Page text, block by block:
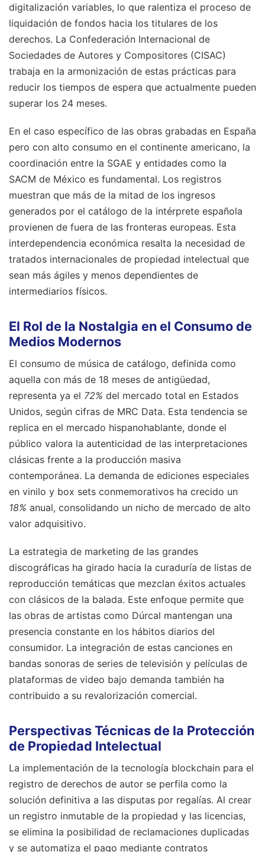
digitalización variables, lo que ralentiza el proceso de
liquidación de fondos hacia los titulares de los
derechos. La Confederación Internacional de
Sociedades de Autores y Compositores (CISAC)
trabaja en la armonización de estas prácticas para
reducir los tiempos de espera que actualmente pueden
superar los 24 meses.
En el caso específico de las obras grabadas en España
pero con alto consumo en el continente americano, la
coordinación entre la SGAE y entidades como la
SACM de México es fundamental. Los registros
muestran que más de la mitad de los ingresos
generados por el catálogo de la intérprete española
provienen de fuera de las fronteras europeas. Esta
interdependencia económica resalta la necesidad de
tratados internacionales de propiedad intelectual que
sean más ágiles y menos dependientes de
intermediarios físicos.
El Rol de la Nostalgia en el Consumo de
Medios Modernos
El consumo de música de catálogo, definida como
aquella con más de 18 meses de antigüedad,
representa ya el 72% del mercado total en Estados
Unidos, según cifras de MRC Data. Esta tendencia se
replica en el mercado hispanohablante, donde el
público valora la autenticidad de las interpretaciones
clásicas frente a la producción masiva
contemporánea. La demanda de ediciones especiales
en vinilo y box sets conmemorativos ha crecido un
18% anual, consolidando un nicho de mercado de alto
valor adquisitivo.
La estrategia de marketing de las grandes
discográficas ha girado hacia la curaduría de listas de
reproducción temáticas que mezclan éxitos actuales
con clásicos de la balada. Este enfoque permite que
las obras de artistas como Dúrcal mantengan una
presencia constante en los hábitos diarios del
consumidor. La integración de estas canciones en
bandas sonoras de series de televisión y películas de
plataformas de video bajo demanda también ha
contribuido a su revalorización comercial.
Perspectivas Técnicas de la Protección
de Propiedad Intelectual
La implementación de la tecnología blockchain para el
registro de derechos de autor se perfila como la
solución definitiva a las disputas por regalías. Al crear
un registro inmutable de la propiedad y las licencias,
se elimina la posibilidad de reclamaciones duplicadas
y se automatiza el pago mediante contratos